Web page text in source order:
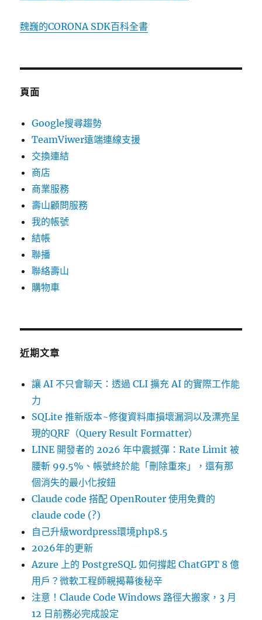
魏巍的CORONA SDK百科全書
頁面
Google搜尋趨勢
TeamViwer遠端連線支援
交換連結
商店
商業服務
壽山顧問服務
我的帳號
結帳
聯播
聯絡壽山
購物車
近期文章
讓 AI 不只會聊天：透過 CLI 擴充 AI 的實際工作能
力
SQLite 推新版本~修復資料庫損壞漏洞以及漂亮呈
現的QRF（Query Result Formatter）
LINE 開發者的 2026 年中震撼彈：Rate Limit 被
腰斬 99.5%、帳號終於能「刪除重來」，還有那
個消失的最小化按鈕
Claude code 搭配 OpenRouter 使用免費的
claude code (?)
自己升級wordpress環境php8.5
2026年的更新
Azure 上的 PostgreSQL 如何撐起 ChatGPT 8 億
用戶？微軟工程師親揭幕後秘辛
注意！Claude Code Windows 路徑大搬家，3 月
12 日前務必完成設定